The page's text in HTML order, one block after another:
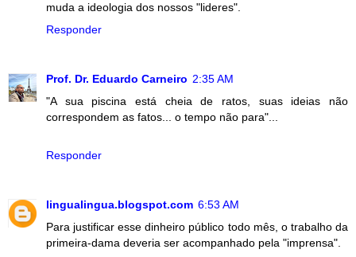
muda a ideologia dos nossos "lideres".
Responder
Prof. Dr. Eduardo Carneiro 2:35 AM
"A sua piscina está cheia de ratos, suas ideias não
correspondem as fatos... o tempo não para"...
Responder
lingualingua.blogspot.com 6:53 AM
Para justificar esse dinheiro público todo mês, o trabalho da
primeira-dama deveria ser acompanhado pela "imprensa".